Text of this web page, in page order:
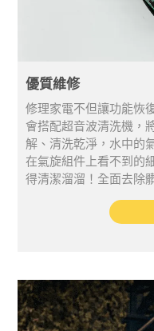
優質維修
修理家電不但讓功能恢
會搭配超音波清洗機，
解、清洗乾淨，水中的
在氣旋組件上看不到的
得清潔溜溜！全面去除